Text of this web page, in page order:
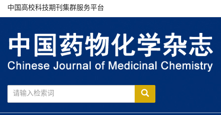
中国高校科技期刊集群服务平台